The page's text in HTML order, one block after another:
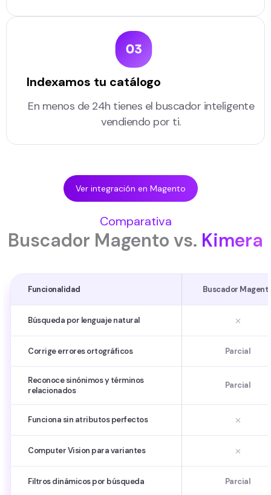
Indexamos tu catálogo
En menos de 24h tienes el buscador inteligente
vendiendo por ti.
Ver integración en Magento
Comparativa
Buscador Magento vs. Kimera
Funcionalidad Buscador
Búsqueda por lenguaje natural ×
Corrige errores ortográficos Parcial
Reconoce sinónimos y términos
relacionados
Parcial
Funciona sin atributos perfectos ×
Computer Vision para variantes ×
Filtros dinámicos por búsqueda Parcial